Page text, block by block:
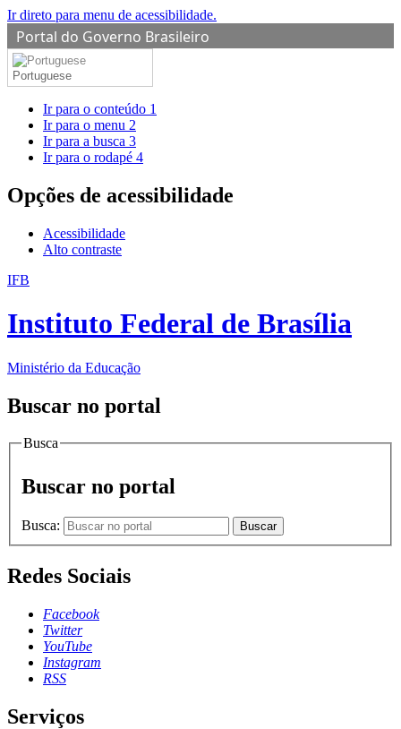
Ir direto para menu de acessibilidade.
Portal do Governo Brasileiro
Portuguese
Ir para o conteúdo 1
Ir para o menu 2
Ir para a busca 3
Ir para o rodapé 4
Opções de acessibilidade
Acessibilidade
Alto contraste
IFB
Instituto Federal de Brasília
Ministério da Educação
Buscar no portal
Busca
Buscar no portal
Busca: Buscar
Redes Sociais
Facebook
Twitter
YouTube
Instagram
RSS
Serviços